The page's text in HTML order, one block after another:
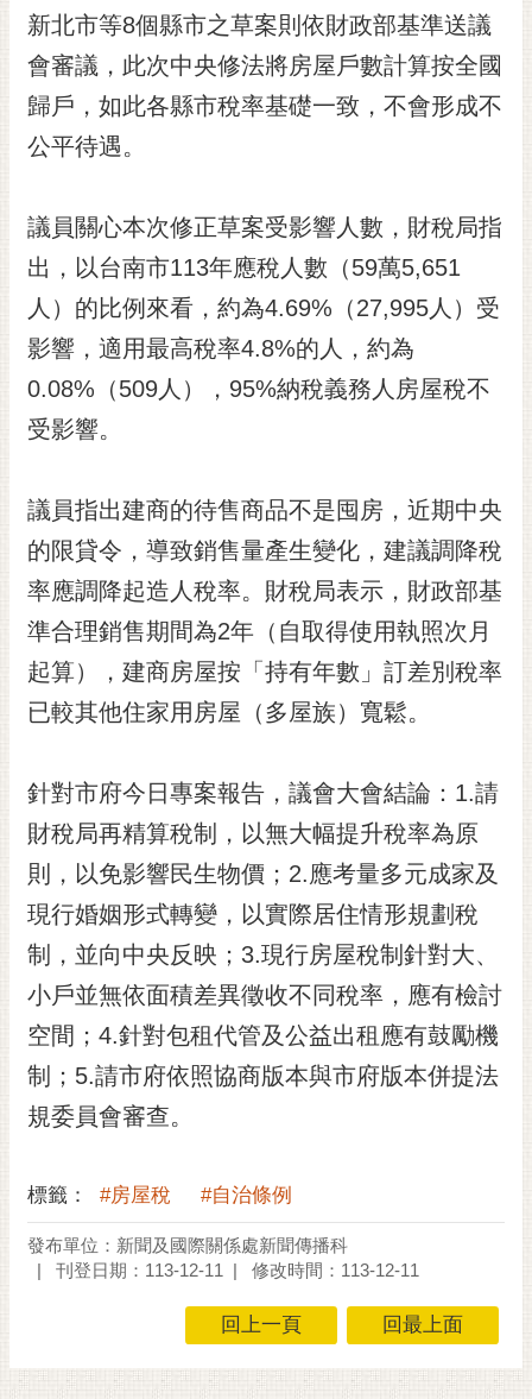
市
民
信
箱
English
本
語
隱
私
權
及
安
全
策
網
站
資
料
開
放
宣
市
交
通
位
置
新北市等8個縣市之草案則依財政部基準送議
會審議，此次中央修法將房屋戶數計算按全國
歸戶，如此各縣市稅率基礎一致，不會形成不
公平待遇。
議員關心本次修正草案受影響人數，財稅局指
出，以台南市113年應稅人數（59萬5,651
人）的比例來看，約為4.69%（27,995人）受
影響，適用最高稅率4.8%的人，約為
0.08%（509人），95%納稅義務人房屋稅不
受影響。
議員指出建商的待售商品不是囤房，近期中央
的限貸令，導致銷售量產生變化，建議調降稅
率應調降起造人稅率。財稅局表示，財政部基
準合理銷售期間為2年（自取得使用執照次月
起算），建商房屋按「持有年數」訂差別稅率
已較其他住家用房屋（多屋族）寬鬆。
針對市府今日專案報告，議會大會結論：1.請
財稅局再精算稅制，以無大幅提升稅率為原
則，以免影響民生物價；2.應考量多元成家及
現行婚姻形式轉變，以實際居住情形規劃稅
制，並向中央反映；3.現行房屋稅制針對大、
小戶並無依面積差異徵收不同稅率，應有檢討
空間；4.針對包租代管及公益出租應有鼓勵機
制；5.請市府依照協商版本與市府版本併提法
規委員會審查。
標籤： #房屋稅 #自治條例
發布單位：新聞及國際關係處新聞傳播科
刊登日期：113-12-11
修改時間：113-12-11
回上一頁 回最上面